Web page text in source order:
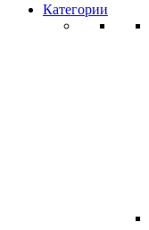
Категории